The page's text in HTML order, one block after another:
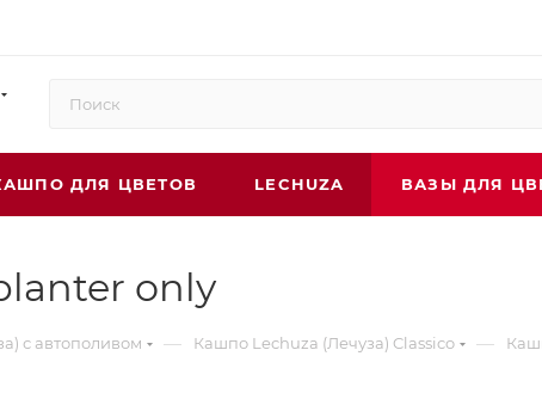
ДЛЯ ЦВЕТОВ LECHUZA ВАЗЫ ДЛЯ
only
с автополивом — Кашпо Lechuza (Лечуза) Classico —